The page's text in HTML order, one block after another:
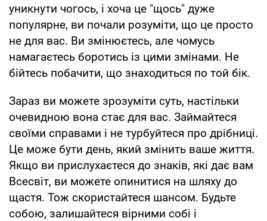
уникнути чогось, і хоча це "щось" дуже
популярне, ви почали розуміти, що це просто
не для вас. Ви змінюєтесь, але чомусь
намагаєтесь боротись із цими змінами. Не
бійтесь побачити, що знаходиться по той бік.
Зараз ви можете зрозуміти суть, настільки
очевидною вона стає для вас. Займайтеся
своїми справами і не турбуйтеся про дрібниці.
Це може бути день, який змінить ваше життя.
Якщо ви прислухаєтеся до знаків, які дає вам
Всесвіт, ви можете опинитися на шляху до
щастя. Тож скористайтеся шансом. Будьте
собою, залишайтеся вірними собі і